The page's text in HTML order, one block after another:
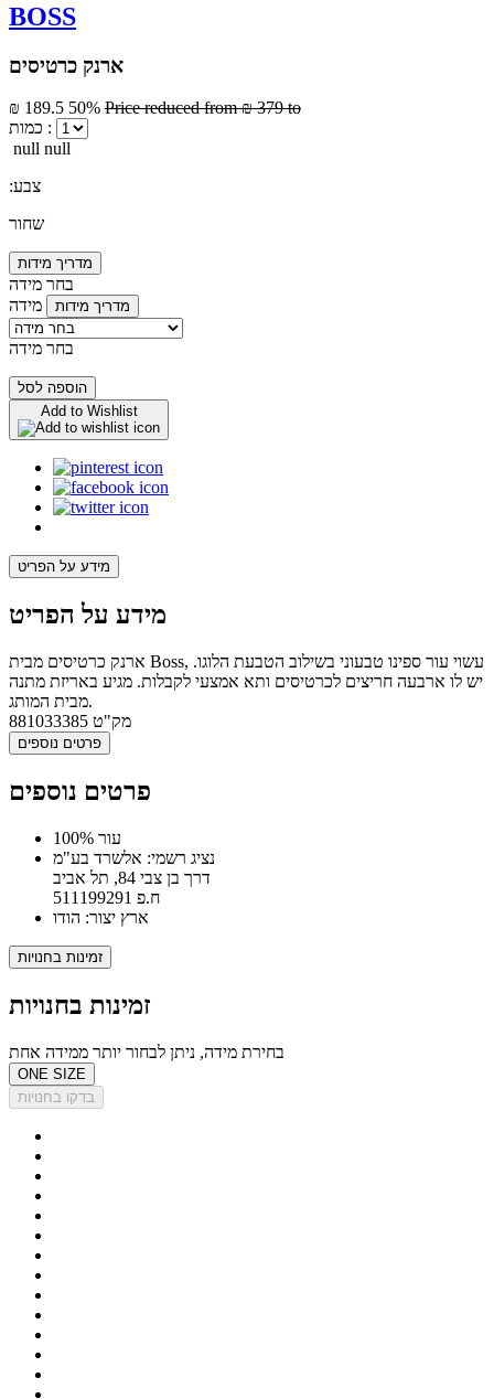
BOSS
ארנק כרטיסים
₪ 189.5 50% Price reduced from₪ 379 to
כמות :
null null
:צבע
שחור
מדריך מידות
בחר מידה
מידה
מדריך מידות
בחר מידה
הוספה לסל
Add to Wishlist
מידע על הפריט
מידע על הפריט
ארנק כרטיסים מבית Boss, עשוי עור ספינו טבעוני בשילוב הטבעת הלוגו.
יש לו ארבעה חריצים לכרטיסים ותא אמצעי לקבלות. מגיע באריזת מתנה
מבית המותג.
מק"ט 881033385
פרטים נוספים
פרטים נוספים
100% עור
נציג רשמי: אלשרד בע"מ
דרך בן צבי 84, תל אביב
ח.פ 511199291
ארץ יצור: הודו
זמינות בחנויות
זמינות בחנויות
בחירת מידה, ניתן לבחור יותר ממידה אחת
ONE SIZE
בדקו בחנויות